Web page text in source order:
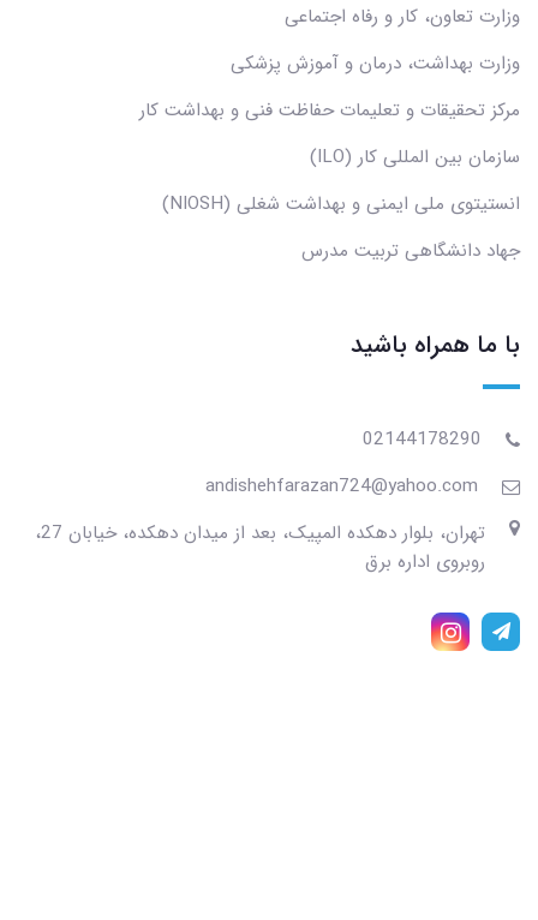
وزارت تعاون، کار و رفاه اجتماعی
وزارت بهداشت، درمان و آموزش پزشکی
مرکز تحقیقات و تعلیمات حفاظت فنی و بهداشت کار
سازمان بین المللی کار (ILO)
انستیتوی ملی ایمنی و بهداشت شغلی (NIOSH)
جهاد دانشگاهی تربیت مدرس
با ما همراه باشید
02144178290
andishehfarazan724@yahoo.com
تهران، بلوار دهکده المپیک، بعد از میدان دهکده، خیابان 27،
روبروی اداره برق